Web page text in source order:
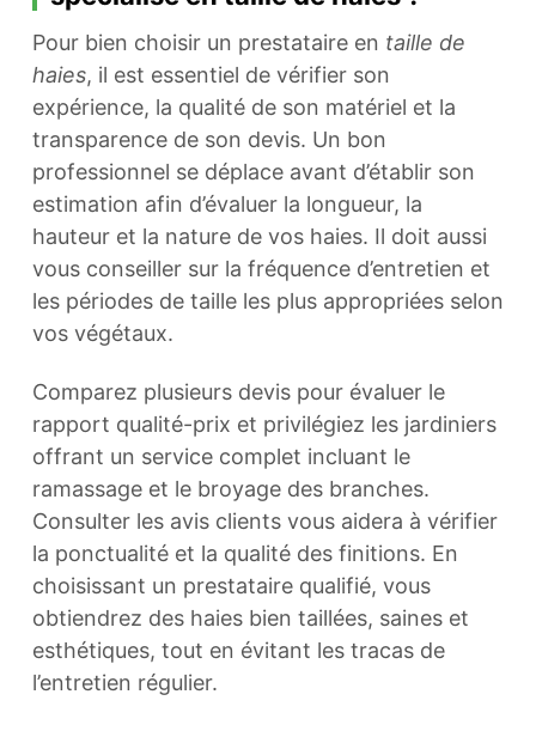
Pour bien choisir un prestataire en taille de
haies, il est essentiel de vérifier son
expérience, la qualité de son matériel et la
transparence de son devis. Un bon
professionnel se déplace avant d’établir son
estimation afin d’évaluer la longueur, la
hauteur et la nature de vos haies. Il doit aussi
vous conseiller sur la fréquence d’entretien et
les périodes de taille les plus appropriées selon
vos végétaux.
Comparez plusieurs devis pour évaluer le
rapport qualité-prix et privilégiez les jardiniers
offrant un service complet incluant le
ramassage et le broyage des branches.
Consulter les avis clients vous aidera à vérifier
la ponctualité et la qualité des finitions. En
choisissant un prestataire qualifié, vous
obtiendrez des haies bien taillées, saines et
esthétiques, tout en évitant les tracas de
l’entretien régulier.